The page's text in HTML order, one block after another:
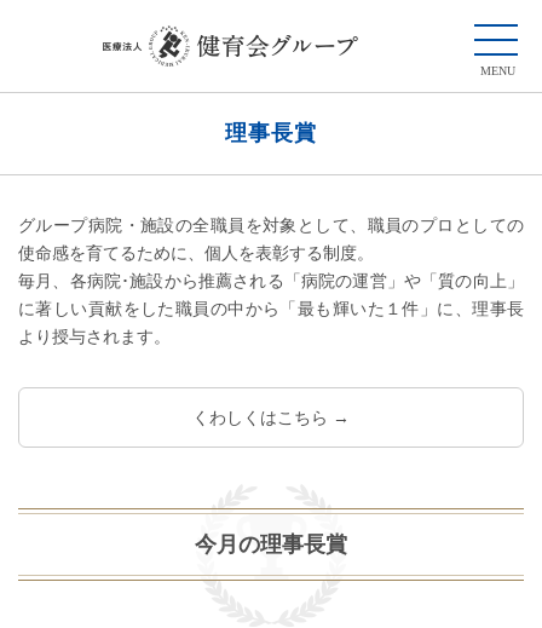
理事長賞
グループ病院・施設の全職員を対象として、職員のプロとしての
使命感を育てるために、個人を表彰する制度。
毎月、各病院･施設から推薦される「病院の運営」や「質の向上」
に著しい貢献をした職員の中から「最も輝いた１件」に、理事長
より授与されます。
くわしくはこちら →
今月の理事長賞